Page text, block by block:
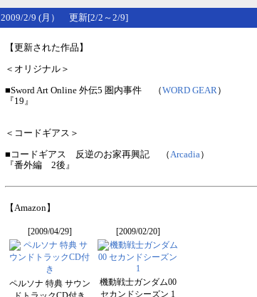
2009/2/9 (月） 更新[2/2～2/9]
【更新された作品】
＜オリジナル＞
■Sword Art Online 外伝5 圏内事件 （WORD GEAR）
『19』
＜コードギアス＞
■コードギアス 反逆のお家再興記 （Arcadia）
『番外編 2後』
【Amazon】
[2009/04/29]
ペルソナ 特典 サウン
[2009/02/20]
機動戦士ガンダム00
セカンドシーズン 1